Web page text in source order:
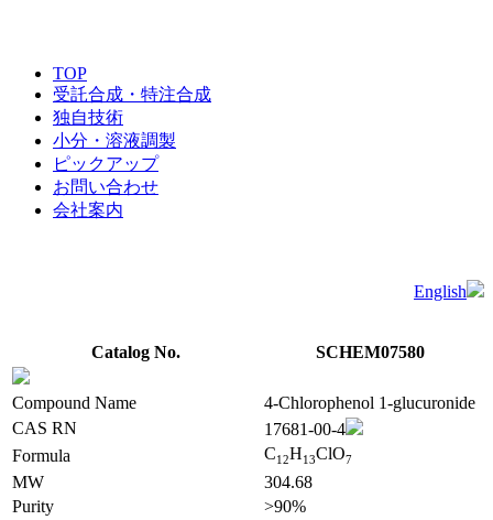
TOP
受託合成・特注合成
独自技術
小分・溶液調製
ピックアップ
お問い合わせ
会社案内
English
Catalog No. SCHEM07580
Compound Name
4-Chlorophenol 1-glucuronide
CAS RN
17681-00-4
Formula
C12H13ClO7
MW
304.68
Purity
>90%